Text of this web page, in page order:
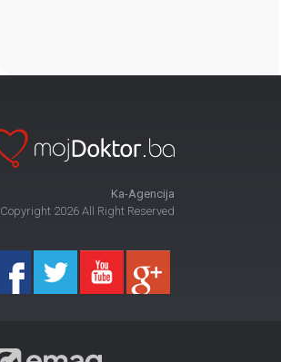
Ka-Agencija
Copyright 2026 All Right Reserved